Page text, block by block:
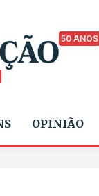
50 ANOS
OPINIÃO